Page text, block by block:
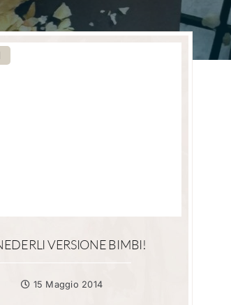
VERSIONE BIMBI!
15 Maggio 2014